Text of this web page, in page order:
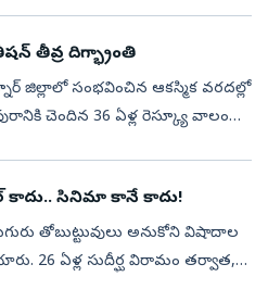
తీవ్ర దిగ్భ్రాంతి
జిల్లాలో సంభవించిన ఆకస్మిక వరదల్లో
చెందిన 36 ఏళ్ల రెస్క్యూ వాలంటీర్
కాదు.. సినిమా కానే కాదు!
తోబుట్టువులు అనుకోని విషాదాల
26 ఏళ్ల సుదీర్ఘ విరామం తర్వాత,